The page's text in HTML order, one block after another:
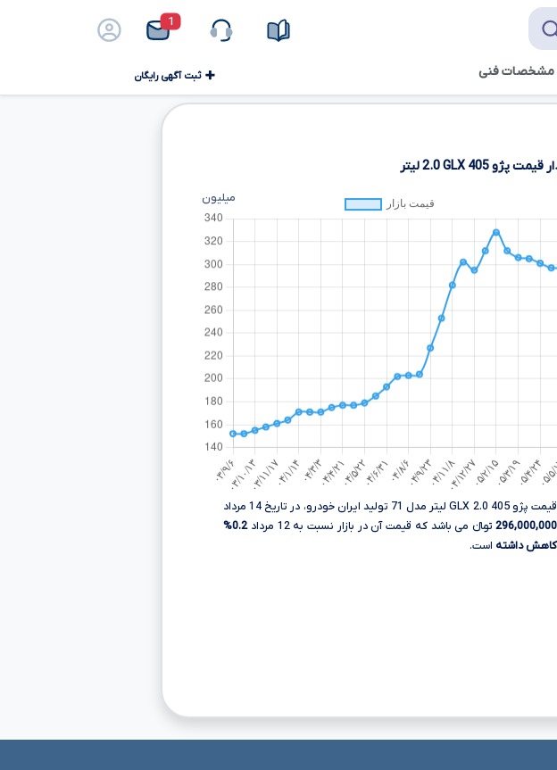
1
مشخصات فنی ثبت آگهی رایگان
قیمت پژو405
GLX
2.0لیتر
میلیون
قیمت پژو 405 GLX 2.0 لیتر مدل 71 تولید ایران خودرو، در تاریخ 14 مرداد
296,000,000 تومانءءء می باشد که قیمت آن در بازار نسبت به 12 مرداد
0.2%
کاهش داشته است.